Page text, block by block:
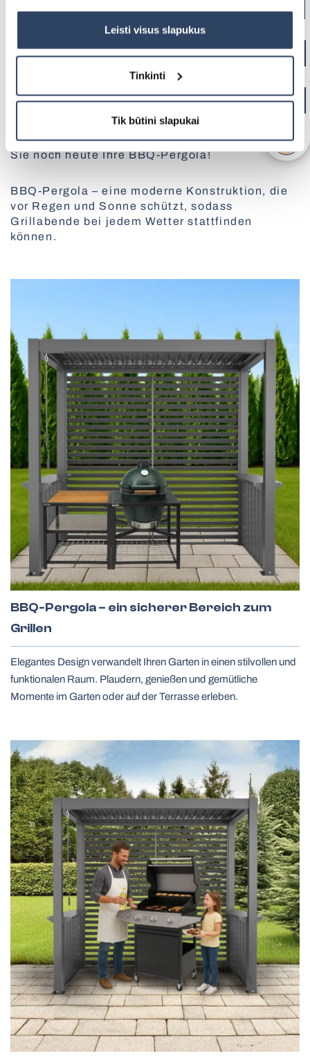
Daugiau informacijos rasite UAB „Dextera“ Slapukų
Leisti visus slapukus
Tinkinti
Tik būtini slapukai
Fassadenjalousien
Fassadenlamellen
Sicherheitsgitter
Alle Tore
Modernes, minimalistisches Design:Passt zu
jedem Garten- oder Terrassenstil sowie zu Ihrem
Bequeme Bedienung:Manuelle Einstellung der
Dachlamellen für optimale Luftzirkulation und
Verleihen Sie Ihrem Garten eine Kombination
aus Stil, Komfort und Funktionalität – wählen
Sie noch heute Ihre BBQ-Pergola!
BBQ-Pergola – eine moderne Konstruktion, die
vor Regen und Sonne schützt, sodass
Grillabende bei jedem Wetter stattfinden
können.
BBQ-Pergola – ein sicherer Bereich zum
Grillen
Elegantes Design verwandelt Ihren Garten in einen stilvollen und
funktionalen Raum. Plaudern, genießen und gemütliche
Momente im Garten oder auf der Terrasse erleben.